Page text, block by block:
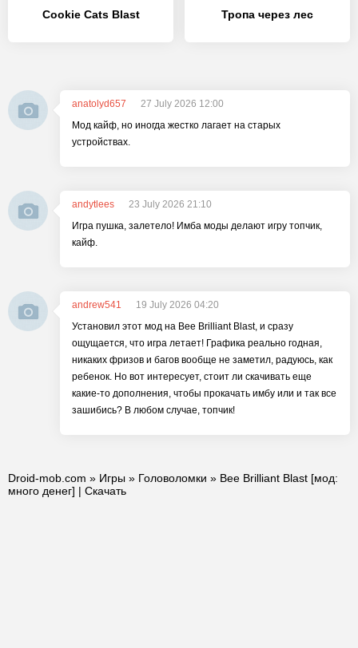
Cookie Cats Blast Тропа через лес
anatolyd657
27 July 2026 12:00
Мод кайф, но иногда жестко лагает на старых
устройствах.
andytlees
23 July 2026 21:10
Игра пушка, залетело! Имба моды делают игру топчик,
кайф.
andrew541
19 July 2026 04:20
Установил этот мод на Bee Brilliant Blast, и сразу
ощущается, что игра летает! Графика реально годная,
никаких фризов и багов вообще не заметил, радуюсь, как
ребенок. Но вот интересует, стоит ли скачивать еще
какие-то дополнения, чтобы прокачать имбу или и так все
зашибись? В любом случае, топчик!
Droid-mob.com » Игры » Головоломки » Bee Brilliant Blast [мод:
много денег] | Скачать